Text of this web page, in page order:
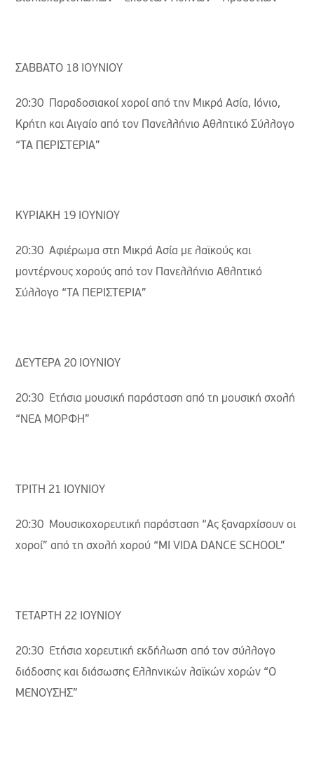
ΣΑΒΒΑΤΟ 18 ΙΟΥΝΙΟΥ
20:30 Παραδοσιακοί χοροί από την Μικρά Ασία, Ιόνιο,
Κρήτη και Αιγαίο από τον Πανελλήνιο Αθλητικό Σύλλογο
“ΤΑ ΠΕΡΙΣΤΕΡΙΑ”
ΚΥΡΙΑΚΗ 19 ΙΟΥΝΙΟΥ
20:30 Αφιέρωμα στη Μικρά Ασία με λαϊκούς και
μοντέρνους χορούς από τον Πανελλήνιο Αθλητικό
Σύλλογο “ΤΑ ΠΕΡΙΣΤΕΡΙΑ”
ΔΕΥΤΕΡΑ 20 ΙΟΥΝΙΟΥ
20:30 Ετήσια μουσική παράσταση από τη μουσική σχολή
“ΝΕΑ ΜΟΡΦΗ”
ΤΡΙΤΗ 21 ΙΟΥΝΙΟΥ
20:30 Μουσικοχορευτική παράσταση “Ας ξαναρχίσουν οι
χοροί” από τη σχολή χορού “MI VIDA DANCE SCHOOL”
ΤΕΤΑΡΤΗ 22 ΙΟΥΝΙΟΥ
20:30 Ετήσια χορευτική εκδήλωση από τον σύλλογο
διάδοσης και διάσωσης Ελληνικών λαϊκών χορών “Ο
ΜΕΝΟΥΣΗΣ”